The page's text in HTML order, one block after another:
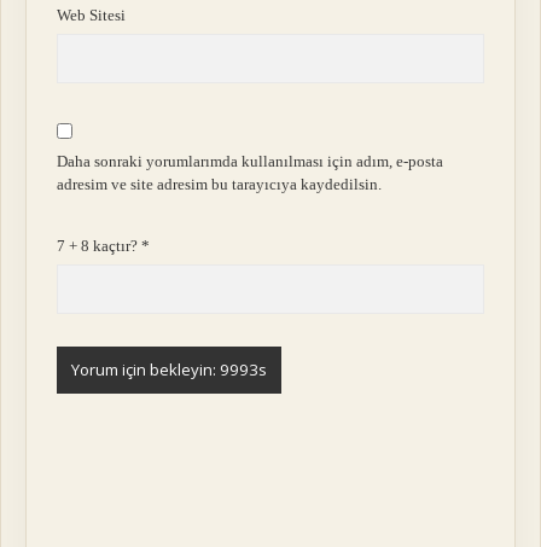
Web Sitesi
Daha sonraki yorumlarımda kullanılması için adım, e-posta
adresim ve site adresim bu tarayıcıya kaydedilsin.
7 + 8 kaçtır?*